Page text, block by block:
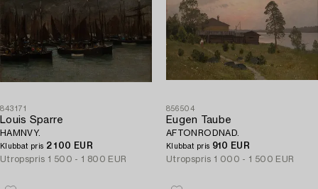
843171
Louis Sparre
HAMNVY.
Klubbat pris 2 100 EUR
Utropspris 1 500 - 1 800 EUR
856504
Eugen Taube
AFTONRODNAD.
Klubbat pris 910 EUR
Utropspris 1 000 - 1 500 EUR